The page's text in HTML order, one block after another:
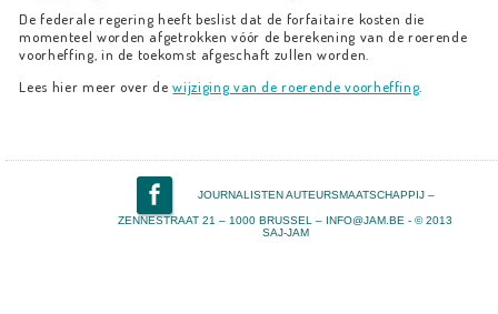
De federale regering heeft beslist dat de forfaitaire kosten die
momenteel worden afgetrokken vóór de berekening van de roerende
voorheffing, in de toekomst afgeschaft zullen worden.
Lees hier meer over dewijziging van de roerende voorheffing
JOURNALISTEN AUTEURSMAATSCHAPPIJ –
ZENNESTRAAT 21 – 1000 BRUSSEL – INFO@JAM.BE - © 2013
SAJ-JAM